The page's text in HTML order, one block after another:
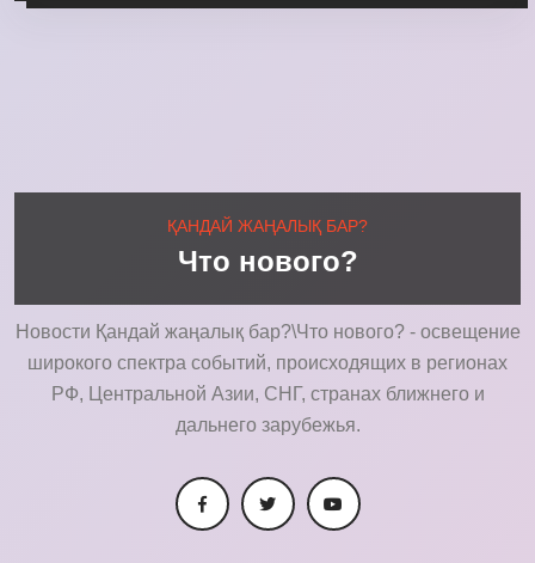
ҚАНДАЙ ЖАҢАЛЫҚ БАР?
Что нового?
Новости Қандай жаңалық бар?\Что нового? - освещение
широкого спектра событий, происходящих в регионах
РФ, Центральной Азии, СНГ, странах ближнего и
дальнего зарубежья.